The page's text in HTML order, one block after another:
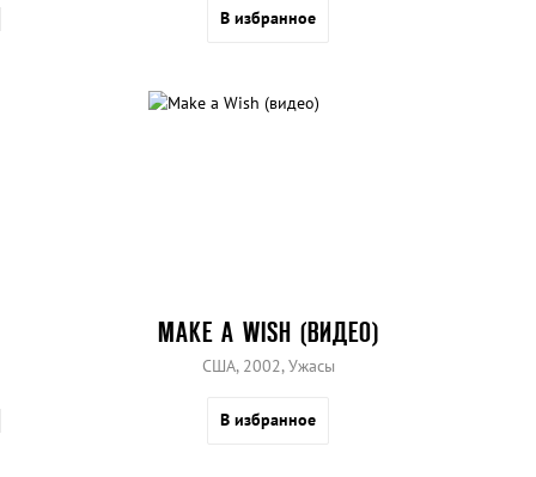
В избранное
MAKE A WISH (ВИДЕО)
США, 2002, Ужасы
В избранное